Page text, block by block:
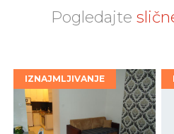
Pogledajte
IZNAJMLJIVANJE